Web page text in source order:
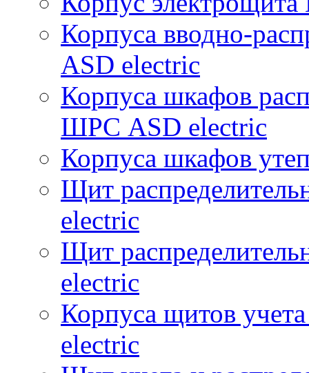
Корпуса вводно-
ASD electric
Корпуса шкафов
ШРС ASD electric
Корпуса шкафов
Щит
electric
Щит
electric
Корпуса щитов
electric